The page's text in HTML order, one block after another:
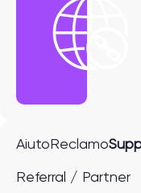
Aiuto Reclamo
Referral / Partner